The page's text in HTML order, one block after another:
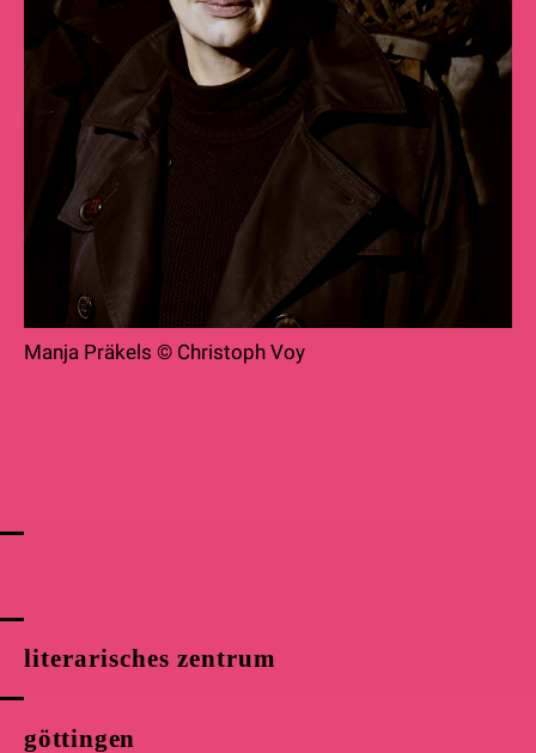
literarisches zentrum
göttingen
Manja Präkels © Christoph Voy